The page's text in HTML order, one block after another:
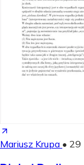
Mariusz Krupa • 29